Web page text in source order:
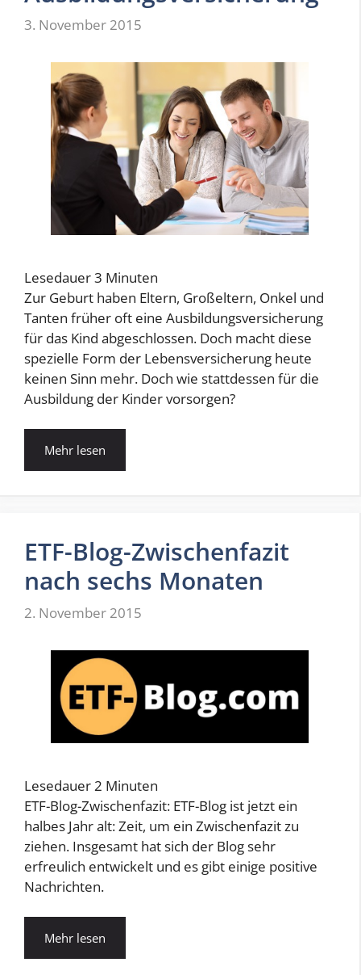
3. November 2015
Lesedauer3 Minuten
Zur Geburt haben Eltern, Großeltern, Onkel und
Tanten früher oft eine Ausbildungsversicherung
für das Kind abgeschlossen. Doch macht diese
spezielle Form der Lebensversicherung heute
keinen Sinn mehr. Doch wie stattdessen für die
Ausbildung der Kinder vorsorgen?
Mehr lesen
ETF-Blog-Zwischenfazit
nach sechs Monaten
2. November 2015
Lesedauer2 Minuten
ETF-Blog-Zwischenfazit: ETF-Blog ist jetzt ein
halbes Jahr alt: Zeit, um ein Zwischenfazit zu
ziehen. Insgesamt hat sich der Blog sehr
erfreulich entwickelt und es gibt einige positive
Nachrichten.
Mehr lesen